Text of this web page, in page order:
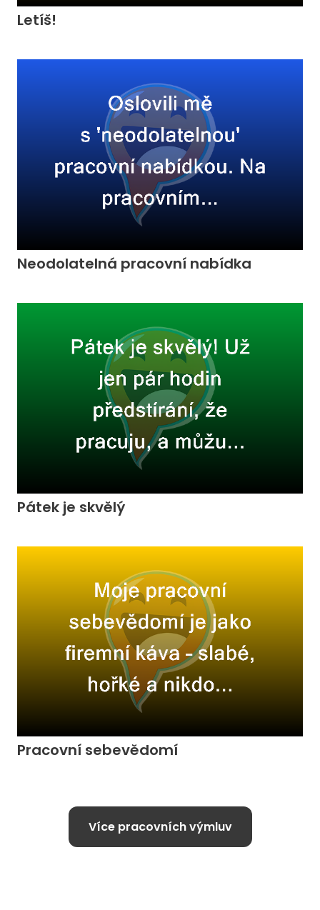
Letíš!
Neodolatelná pracovní nabídka
Pátek je skvělý
Pracovní sebevědomí
Více pracovních výmluv